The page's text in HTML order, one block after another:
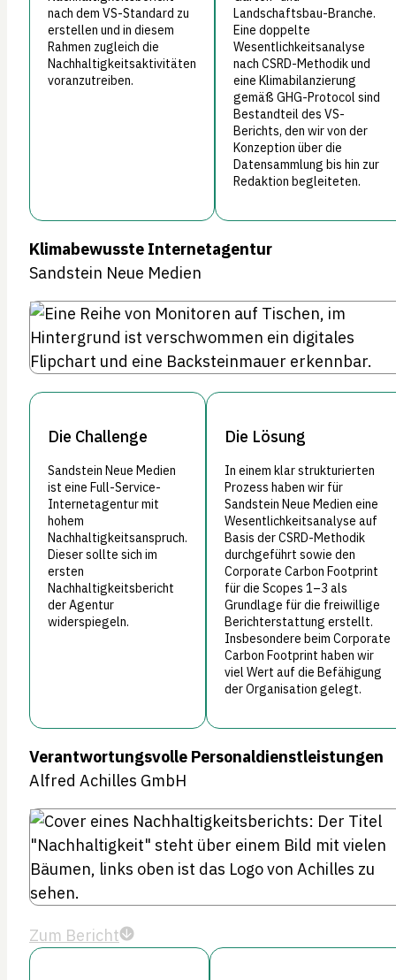
nach dem VS-Standard zu
erstellen und in diesem
Rahmen zugleich die
Nachhaltigkeitsaktivitäten
voranzutreiben.
Landschaftsbau-Branche.
Eine doppelte
Wesentlichkeitsanalyse
nach CSRD-Methodik und
eine Klimabilanzierung
gemäß GHG-Protocol sind
Bestandteil des VS-
Berichts, den wir von der
Konzeption über die
Datensammlung bis hin zur
Redaktion begleiteten.
Klimabewusste Internetagentur
Sandstein Neue Medien
Die Challenge
Sandstein Neue Medien
ist eine Full-Service-
Internetagentur mit
hohem
Nachhaltigkeitsanspruch.
Dieser sollte sich im
ersten
Nachhaltigkeitsbericht
der Agentur
widerspiegeln.
Die Lösung
In einem klar strukturierten
Prozess haben wir für
Sandstein Neue Medien eine
Wesentlichkeitsanalyse auf
Basis der CSRD-Methodik
durchgeführt sowie den
Corporate Carbon Footprint
für die Scopes 1–3 als
Grundlage für die freiwillige
Berichterstattung erstellt.
Insbesondere beim Corporate
Carbon Footprint haben wir
viel Wert auf die Befähigung
der Organisation gelegt.
Verantwortungsvolle Personaldienstleistungen
Alfred Achilles GmbH
Zum Bericht